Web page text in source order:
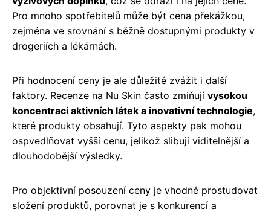
Pro mnoho spotřebitelů může být cena překážkou,
zejména ve srovnání s běžně dostupnými produkty v
drogeriích a lékárnách.
Při hodnocení ceny je ale důležité zvážit i další
faktory. Recenze na Nu Skin často zmiňují vysokou
koncentraci aktivních látek a inovativní technologie,
které produkty obsahují. Tyto aspekty pak mohou
ospvedlňovat vyšší cenu, jelikož slibují viditelnější a
dlouhodobější výsledky.
Pro objektivní posouzení ceny je vhodné prostudovat
složení produktů, porovnat je s konkurencí a